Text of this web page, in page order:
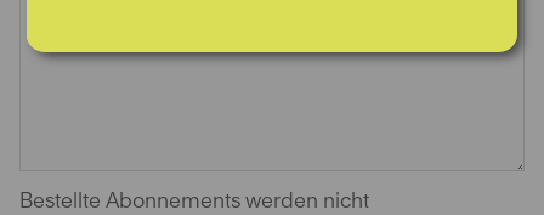
Bestellte Abonnements werden nicht